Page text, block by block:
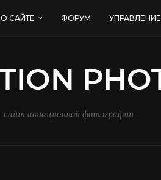
О САЙТЕ ФОРУМ УПРАВЛЕНИЕ
сайт авиационной фотографии